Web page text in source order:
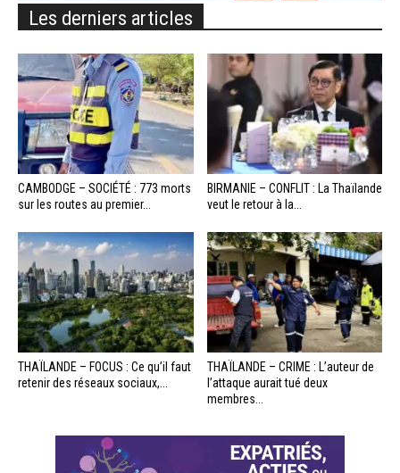
Les derniers articles
CAMBODGE – SOCIÉTÉ : 773 morts
sur les routes au premier...
BIRMANIE – CONFLIT : La Thaïlande
veut le retour à la...
THAÏLANDE – FOCUS : Ce qu’il faut
retenir des réseaux sociaux,...
THAÏLANDE – CRIME : L’auteur de
l’attaque aurait tué deux
membres...